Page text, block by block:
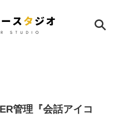
管理『会話アイコ